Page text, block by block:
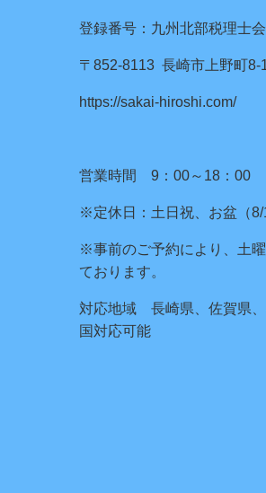
登録番号：九州北部税理士
〒852-8113 長崎市上野町8-
https://sakai-hiroshi.com/
営業時間 9：00～18：00
※定休日：土日祝、お盆（
※事前のご予約により、土
ております。
対応地域 長崎県、佐賀県
国対応可能